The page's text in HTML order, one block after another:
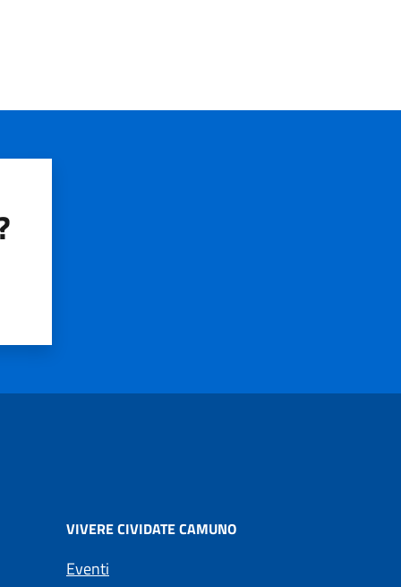
VIVERE CIVIDATE CAMUNO
Eventi